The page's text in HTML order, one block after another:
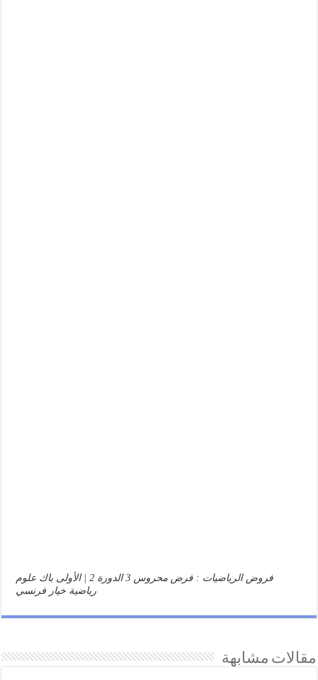
فروض الرياضيات : فرض محروس 3 الدورة 2 | الأولى باك علوم
رياضية خيار فرنسي
مقالات مشابهة